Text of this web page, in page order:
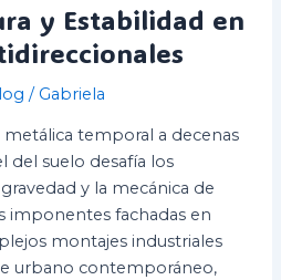
y Estabilidad en
/ Gabriela
metálica temporal a decenas
del suelo desafía los
y la mecánica de
imponentes fachadas en
montajes industriales
urbano contemporáneo,